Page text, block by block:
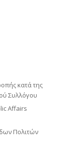
κατά της
Συλλόγου
Affairs
Πολιτών